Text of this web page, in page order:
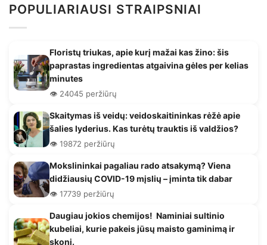
POPULIARIAUSI STRAIPSNIAI
Floristų triukas, apie kurį mažai kas žino: šis
paprastas ingredientas atgaivina gėles per kelias
minutes
👁️ 24045 peržiūrų
Skaitymas iš veidų: veidoskaitininkas rėžė apie
šalies lyderius. Kas turėtų trauktis iš valdžios?
👁️ 19872 peržiūrų
Mokslininkai pagaliau rado atsakymą? Viena
didžiausių COVID-19 mįslių – įminta tik dabar
👁️ 17739 peržiūrų
Daugiau jokios chemijos! Naminiai sultinio
kubeliai, kurie pakeis jūsų maisto gaminimą ir
skonį.